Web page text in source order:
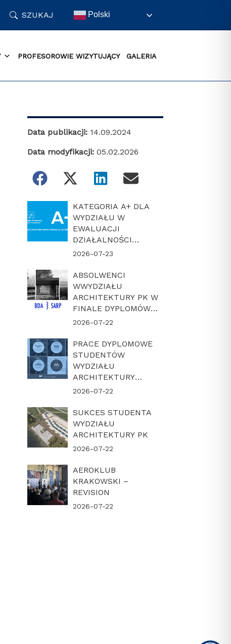
SZUKAJ Polski
PROFESOROWIE WIZYTUJĄCY GALERIA
Data publikacji: 14.09.2024
Data modyfikacji: 05.02.2026
KATEGORIA A+ DLA
WYDZIAŁU W
EWALUACJI
DZIAŁALNOŚCI
NAUKOWEJ W
2026-07-23
ABSOLWENCI
WWYDZIAŁU
ARCHITEKTURY PK W
FINALE DYPLOMÓW
ROKU BDA-SARP 2026
2026-07-22
PRACE DYPLOMOWE
STUDENTÓW
WYDZIAŁU
ARCHITEKTURY
POLITECHNIKI
FINALE KONKURSU
„DYPLOM Z
ARCHICADEM 2026”
2026-07-22
SUKCES STUDENTA
WYDZIAŁU
ARCHITEKTURY PK
2026-07-22
AEROKLUB
KRAKOWSKI –
REVISION
2026-07-22